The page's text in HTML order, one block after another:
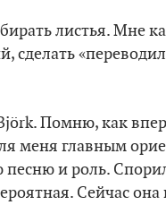
листья. Мне
сделать
Помню, как
меня главным
и роль.
Сейчас она